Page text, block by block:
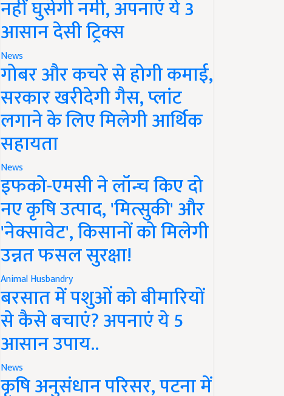
नहीं घुसेगी नमी, अपनाएं ये 3
आसान देसी ट्रिक्स
News
गोबर और कचरे से होगी कमाई,
सरकार खरीदेगी गैस, प्लांट
लगाने के लिए मिलेगी आर्थिक
सहायता
News
इफको-एमसी ने लॉन्च किए दो
नए कृषि उत्पाद, 'मित्सुकी' और
'नेक्सावेट', किसानों को मिलेगी
उन्नत फसल सुरक्षा!
Animal Husbandry
बरसात में पशुओं को बीमारियों
से कैसे बचाएं? अपनाएं ये 5
आसान उपाय..
News
कृषि अनुसंधान परिसर, पटना में